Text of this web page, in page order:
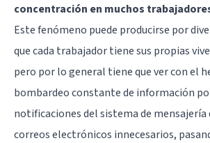
concentración en muchos
Este fenómeno puede producirse por
que cada trabajador tiene sus propias
pero por lo general tiene que ver con el
bombardeo constante de información
notificaciones del sistema de
correos electrónicos innecesarios,